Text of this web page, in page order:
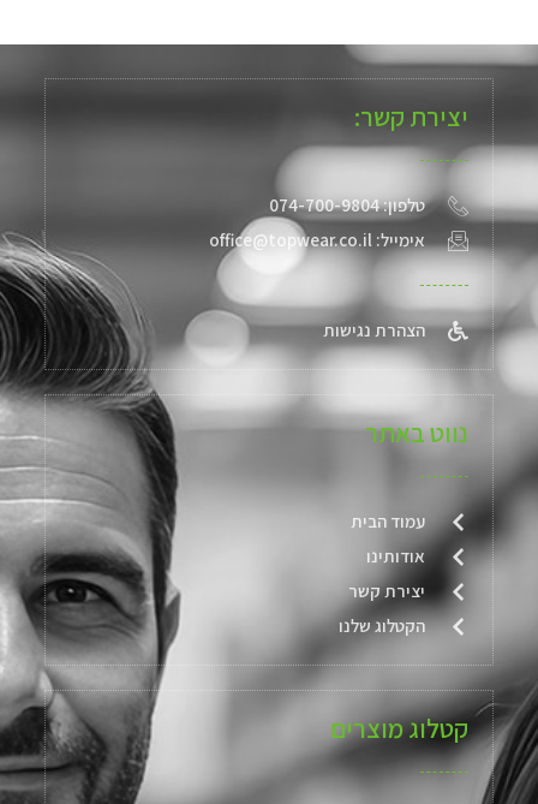
יצירת קשר:
טלפון: 074-700-9804
אימייל: office@topwear.co.il
הצהרת נגישות
נווט באתר
עמוד הבית
אודותינו
יצירת קשר
הקטלוג שלנו
קטלוג מוצרים